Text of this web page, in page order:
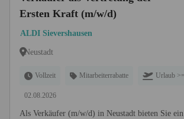
Ersten Kraft (m/w/d)
ALDI Sievershausen
Neustadt
Vollzeit Mitarbeiterrabatte Urlaub
02.08.2026
Als Verkäufer (m/w/d) in Neustadt bieten Sie ein